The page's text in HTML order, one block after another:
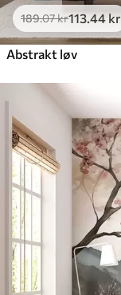
189.07kr113.44kr
Abstrakt løv